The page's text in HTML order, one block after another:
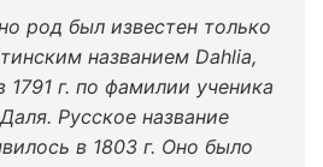
род был известен только
названием Dahlia,
1791 г. по фамилии ученика
Русское название
в 1803 г. Оно было